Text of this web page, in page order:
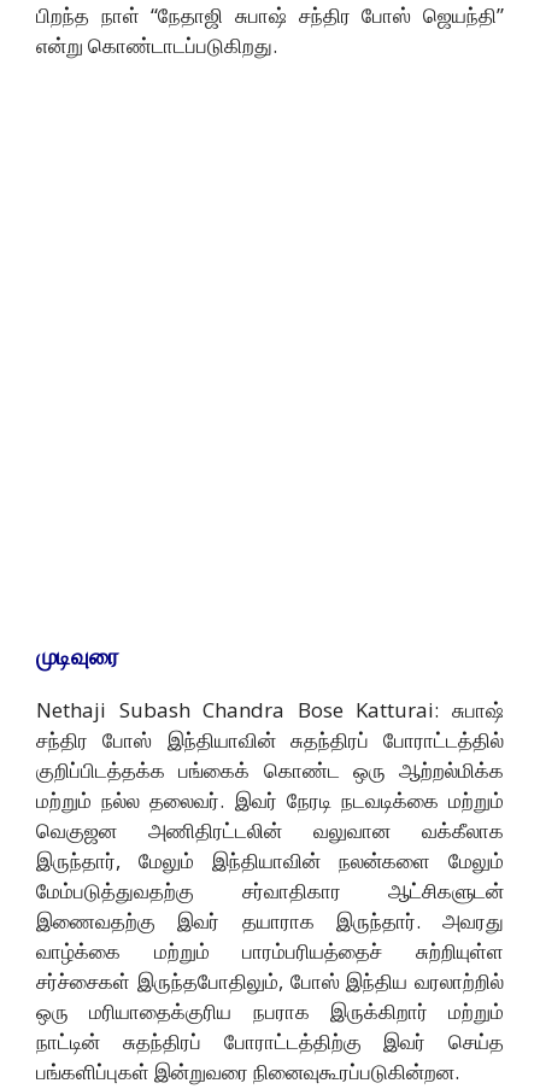
பிறந்த நாள் “நேதாஜி சுபாஷ் சந்திர போஸ் ஜெயந்தி”
என்று கொண்டாடப்படுகிறது.
முடிவுரை
Nethaji Subash Chandra Bose Katturai: சுபாஷ்
சந்திர போஸ் இந்தியாவின் சுதந்திரப் போராட்டத்தில்
குறிப்பிடத்தக்க பங்கைக் கொண்ட ஒரு ஆற்றல்மிக்க
மற்றும் நல்ல தலைவர். இவர் நேரடி நடவடிக்கை மற்றும்
வெகுஜன அணிதிரட்டலின் வலுவான வக்கீலாக
இருந்தார், மேலும் இந்தியாவின் நலன்களை மேலும்
மேம்படுத்துவதற்கு சர்வாதிகார ஆட்சிகளுடன்
இணைவதற்கு இவர் தயாராக இருந்தார். அவரது
வாழ்க்கை மற்றும் பாரம்பரியத்தைச் சுற்றியுள்ள
சர்ச்சைகள் இருந்தபோதிலும், போஸ் இந்திய வரலாற்றில்
ஒரு மரியாதைக்குரிய நபராக இருக்கிறார் மற்றும்
நாட்டின் சுதந்திரப் போராட்டத்திற்கு இவர் செய்த
பங்களிப்புகள் இன்றுவரை நினைவுகூரப்படுகின்றன.